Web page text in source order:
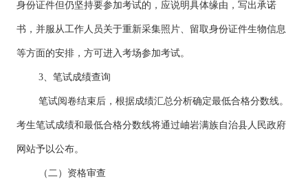
身份证件但仍坚持要参加考试的，应说明具体缘由，写出承诺
书，并服从工作人员关于重新采集照片、留取身份证件生物信息
等方面的安排，方可进入考场参加考试。
3、笔试成绩查询
笔试阅卷结束后，根据成绩汇总分析确定最低合格分数线。
考生笔试成绩和最低合格分数线将通过岫岩满族自治县人民政府
网站予以公布。
（二）资格审查